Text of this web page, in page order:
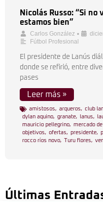
Nicolás Russo: “Si no
estamos bien”
Carlos González •
Fútbol Profesional
El presidente de Lanús
donde se refirió, entre
pases
Leer más »
amistosos, arqueros, club
dylan aquino, granate, lanus,
mauricio pellegrino, mercado
objetivos, ofertas, presidente,
rocco ríos novo, Turu flores,
Últimas